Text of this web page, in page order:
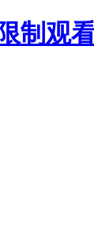
制观